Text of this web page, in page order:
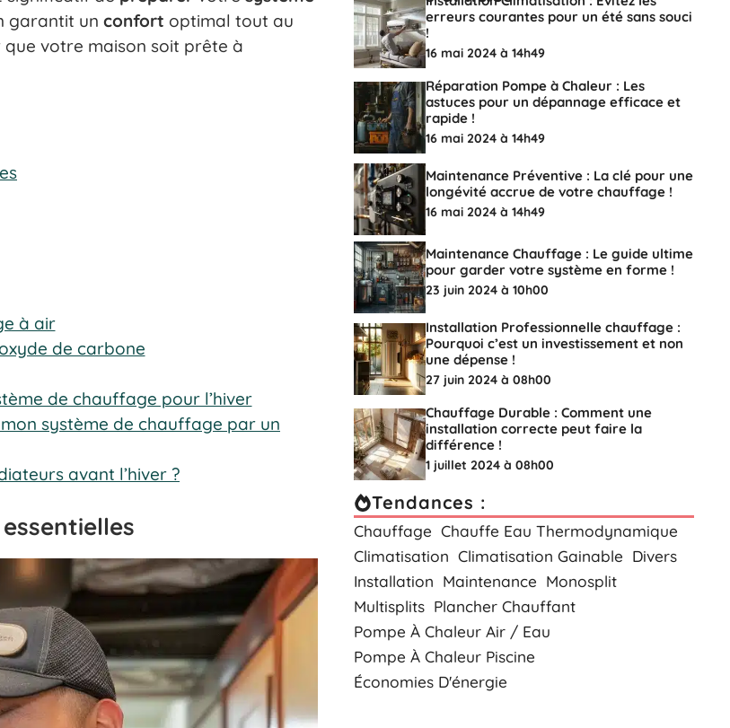
garantit un confort optimal tout au
que votre maison soit prête à
à air
de carbone
de chauffage pour l’hiver
système de chauffage par un
avant l’hiver ?
erreurs courantes pour un été sans souci
!
16 mai 2024 à 14h49
Réparation Pompe à Chaleur : Les
astuces pour un dépannage efficace et
rapide !
16 mai 2024 à 14h49
Maintenance Préventive : La clé pour une
longévité accrue de votre chauffage !
16 mai 2024 à 14h49
Maintenance Chauffage : Le guide ultime
pour garder votre système en forme !
23 juin 2024 à 10h00
Installation Professionnelle chauffage :
Pourquoi c’est un investissement et non
une dépense !
27 juin 2024 à 08h00
Chauffage Durable : Comment une
installation correcte peut faire la
différence !
1 juillet 2024 à 08h00
Tendances :
Chauffage Chauffe Eau Thermodynamique
Climatisation Climatisation Gainable Divers
Installation Maintenance Monosplit
Multisplits Plancher Chauffant
Pompe À Chaleur Air / Eau
Pompe À Chaleur Piscine
Économies D'énergie